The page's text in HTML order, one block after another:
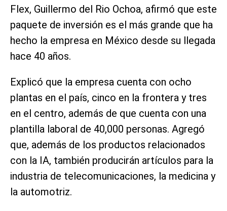
Flex, Guillermo del Rio Ochoa, afirmó que este
paquete de inversión es el más grande que ha
hecho la empresa en México desde su llegada
hace 40 años.
Explicó que la empresa cuenta con ocho
plantas en el país, cinco en la frontera y tres
en el centro, además de que cuenta con una
plantilla laboral de 40,000 personas. Agregó
que, además de los productos relacionados
con la IA, también producirán artículos para la
industria de telecomunicaciones, la medicina y
la automotriz.